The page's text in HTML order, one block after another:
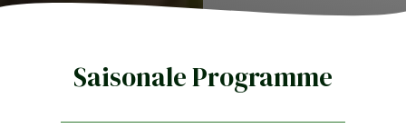
Saisonale Programme